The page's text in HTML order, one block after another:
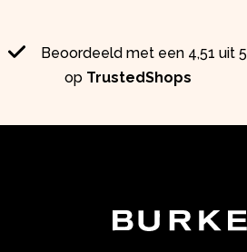
Beoordeeld met een 4,51 uit 5
op TrustedShops